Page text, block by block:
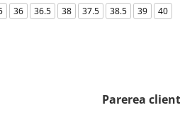
36 36.5 38 37.5 38.5 39 40
Parerea